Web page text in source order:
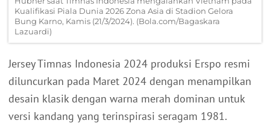
Kualifikasi Piala Dunia 2026 Zona Asia di Stadion Gelora
Bung Karno, Kamis (21/3/2024). (Bola.com/Bagaskara
Lazuardi)
Jersey Timnas Indonesia 2024 produksi Erspo resmi
diluncurkan pada Maret 2024 dengan menampilkan
desain klasik dengan warna merah dominan untuk
versi kandang yang terinspirasi seragam 1981.